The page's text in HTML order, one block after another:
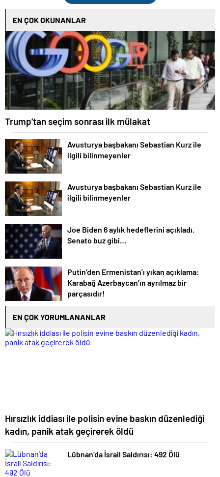
EN ÇOK OKUNANLAR
Trump’tan seçim sonrası ilk mülakat
Avusturya başbakanı Sebastian Kurz ile
ilgili bilinmeyenler
Avusturya başbakanı Sebastian Kurz ile
ilgili bilinmeyenler
Joe Biden 6 aylık hedeflerini açıkladı.
Senato buz gibi…
Putin’den Ermenistan’ı yıkan açıklama:
Karabağ Azerbaycan’ın ayrılmaz bir
parçasıdır!
EN ÇOK YORUMLANANLAR
Hırsızlık iddiası ile polisin evine baskın düzenlediği
kadın, panik atak geçirerek öldü
Lübnan’da İsrail Saldırısı: 492 Ölü